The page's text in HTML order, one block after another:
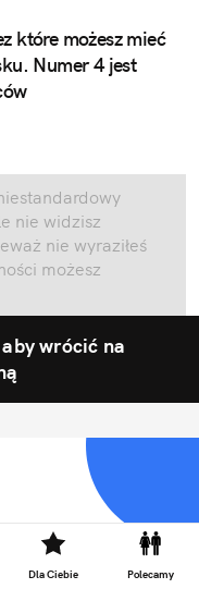
Dla Ciebie Polecamy
które możesz mieć
Numer 4 jest
nie widzisz
nie wyraziłeś
możesz
wrócić na